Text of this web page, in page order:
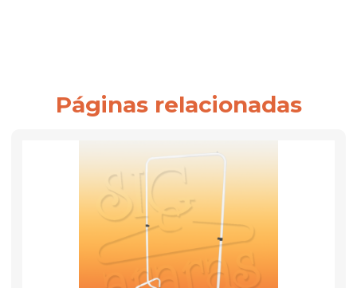
Páginas relacionadas